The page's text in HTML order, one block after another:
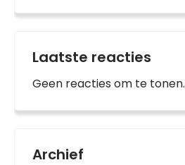
Laatste reacties
Geen reacties om te tonen.
Archief